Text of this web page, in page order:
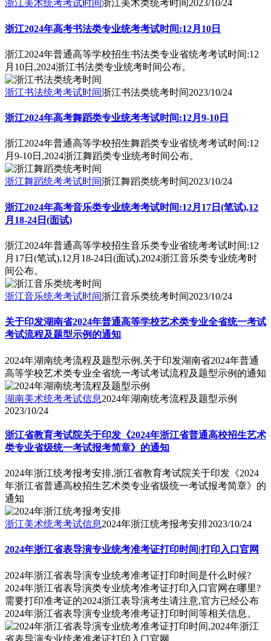
浙江美术统考考试时间浙江美术类统考时间2023/10/24
浙江2024年高考书法类专业统考考试时间:12月10日
浙江2024年普通高等学校招生书法类专业省统考考试时间:12
月10日,2024浙江书法类专业统考时间公布。
浙江书法统考考试时间浙江书法类统考时间2023/10/24
浙江2024年高考舞蹈类专业统考考试时间:12月9-10日
浙江2024年普通高等学校招生舞蹈类专业省统考考试时间:12
月9-10日,2024浙江舞蹈类专业统考时间公布。
浙江舞蹈统考考试时间浙江舞蹈类统考时间2023/10/24
浙江2024年高考音乐类专业统考考试时间:12月17日(笔试),12
月18-24日(面试)
浙江2024年普通高等学校招生音乐类专业省统考考试时间:12
月17日(笔试),12月18-24日(面试),2024浙江音乐类专业统考时
间公布。
浙江音乐统考考试时间浙江音乐类统考时间2023/10/24
关于印发湖南省2024年普通高等学校艺术类专业全省统一考试
考试流程及题型示例的通知
2024年湖南统考流程及题型示例,关于印发湖南省2024年普通
高等学校艺术类专业全省统一考试考试流程及题型示例的通知
湖南美术统考考试信息2024年湖南统考流程及题型示例
2023/10/24
浙江省教育考试院关于印发《2024年浙江省普通高校招生艺术
类专业省级统一考试报考简章》的通知
2024年浙江统考报考安排,浙江省教育考试院关于印发《2024
年浙江省普通高校招生艺术类专业省级统一考试报考简章》的
通知
浙江美术统考考试信息2024年浙江统考报考安排2023/10/24
2024年浙江省表导演专业统考准考证打印时间|打印入口官网
2024年浙江省表导演专业统考准考证打印时间是什么时候?
2024年浙江省表导演类专业统考准考证打印入口官网在哪里?
需要打印准考证的2024浙江表导演考生请注意,官方已经公布
2024年浙江省表导演专业统考准考证打印时间等相关信息。